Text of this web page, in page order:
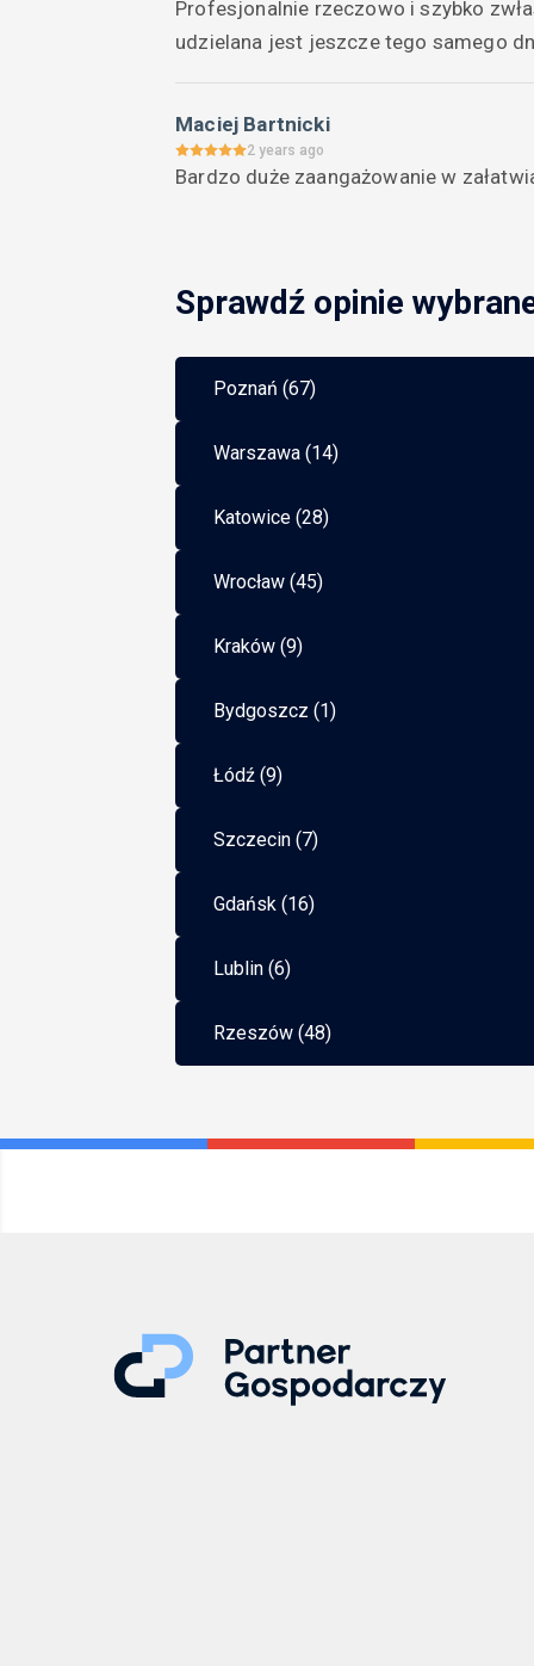
Profesjonalnie rzeczowo i szybko
udzielana jest jeszcze tego samego
Maciej Bartnicki
2 years ago
Bardzo duże zaangażowanie w
Sprawdź opinie
Poznań (67)
Warszawa (14)
Katowice (28)
Wrocław (45)
Kraków (9)
Bydgoszcz (1)
Łódź (9)
Szczecin (7)
Gdańsk (16)
Lublin (6)
Rzeszów (48)